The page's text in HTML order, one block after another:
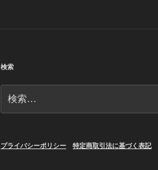
検索
索:
プライバシーポリシー 特定商取引法に基づく表記